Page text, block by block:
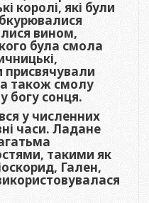
королі, які були
вином,
була смола
присвячували
а також смолу
богу сонця.
у численних
часи. Ладане
такими як
Гален,